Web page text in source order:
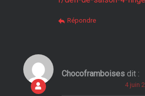
Répondre
Chocoframboises dit :
4 juin